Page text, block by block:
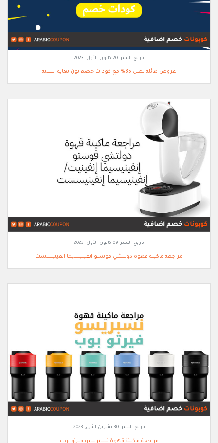
تاريخ النشر: 20 كانون الأول, 2023
عروض هائلة تصل 85% مع كودات خصم نون نهاية السنة
تاريخ النشر: 09 كانون الأول, 2023
مراجعة ماكينة قهوة دولتشي قوستو انفينيسيما انفينيسست
تاريخ النشر:30 تشرين الثاني, 2023
مراجعة ماكينة قهوة نسبريسو فيرتو بوب